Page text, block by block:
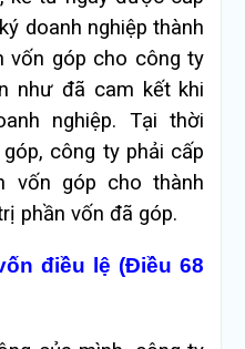
doanh nghiệp thành
vốn góp cho công ty
như đã cam kết khi
nghiệp. Tại thời
công ty phải cấp
vốn góp cho thành
phần vốn đã góp.
điều lệ (Điều 68